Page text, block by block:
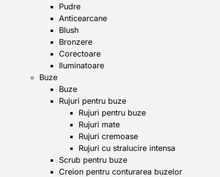
Pudre
Anticearcane
Blush
Bronzere
Corectoare
Iluminatoare
Buze
Buze
Rujuri pentru buze
Rujuri pentru buze
Rujuri mate
Rujuri cremoase
Rujuri cu stralucire intensa
Scrub pentru buze
Creion pentru conturarea buzelor